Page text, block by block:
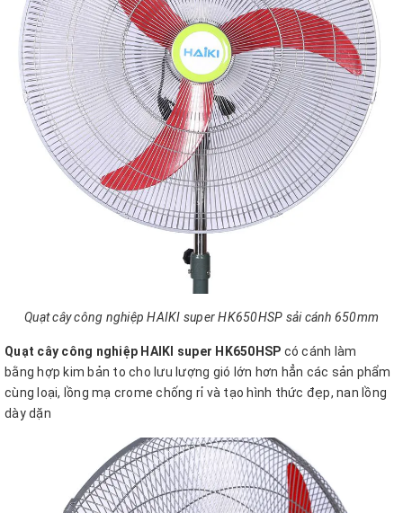
Quạt cây công nghiệp HAIKI super HK650HSP sải cánh 650mm
Quạt cây công nghiệp HAIKI super HK650HSP có cánh làm
bằng hợp kim bản to cho lưu lượng gió lớn hơn hẳn các sản phẩm
cùng loại, lồng mạ crome chống rỉ và tạo hình thức đẹp, nan lồng
dày dặn